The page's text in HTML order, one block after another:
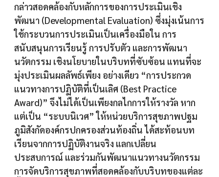
กล่าวสอดคล้องกับหลักการของการประเมินเชิง
พัฒนา (Developmental Evaluation) ซึ่งมุ่งเน้นการ
ใช้กระบวนการประเมินเป็นเครื่องมือใน การ
สนับสนุนการเรียนรู้ การปรับตัว และการพัฒนา
นวัตกรรม เชิงนโยบายในบริบทที่ซับซ้อน แทนที่จะ
มุ่งประเมินผลลัพธ์เพียง อย่างเดียว “การประกวด
แนวทางการปฏิบัติที่เป็นเลิศ (Best Practice
Award)” จึงไม่ได้เป็นเพียงกลไกการให้รางวัล หาก
แต่เป็น “ระบบนิเวศ” ให้หน่วยบริการสุขภาพปฐม
ภูมิสังกัดองค์กรปกครองส่วนท้องถิ่น ได้สะท้อนบท
เรียนจากการปฏิบัติงานจริง แลกเปลี่ยน
ประสบการณ์ และร่วมกันพัฒนาแนวทางนวัตกรรม
การจัดบริการสุขภาพที่สอดคล้องกับบริบทของแต่ละ